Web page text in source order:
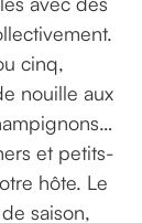
cinq,
nouille aux
et petits-
hôte. Le
saison,